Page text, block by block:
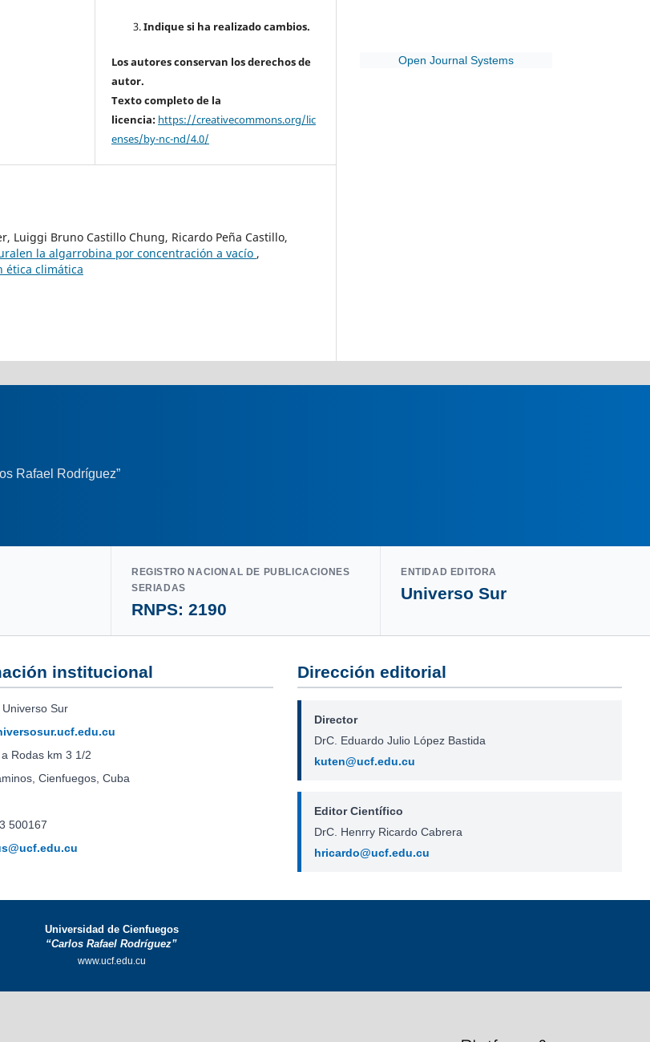
Indique si ha realizado cambios.
Los autores conservan los derechos de
autor.
Texto completo de la
licencia: https://creativecommons.org/lic
enses/by-nc-nd/4.0/
Luiggi Bruno Castillo Chung, Ricardo Peña Castillo,
la algarrobina por concentración a vacío ,
ética climática
Open Journal Systems
Rafael Rodríguez”
REGISTRO NACIONAL DE PUBLICACIONES
SERIADAS
RNPS: 2190
ENTIDAD EDITORA
Universo Sur
institucional
Universo Sur
Rodas km 3 1/2
Cienfuegos, Cuba
500167
Dirección editorial
Director
DrC. Eduardo Julio López Bastida
kuten@ucf.edu.cu
Editor Científico
DrC. Henrry Ricardo Cabrera
hricardo@ucf.edu.cu
Universidad de Cienfuegos
“Carlos Rafael Rodríguez”
www.ucf.edu.cu